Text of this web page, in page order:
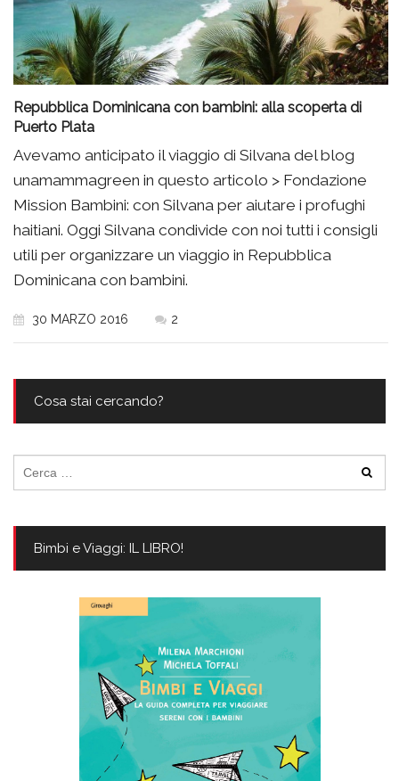
Repubblica Dominicana con bambini: alla scoperta di
Puerto Plata
Avevamo anticipato il viaggio di Silvana del blog
unamammagreen in questo articolo > Fondazione
Mission Bambini: con Silvana per aiutare i profughi
haitiani. Oggi Silvana condivide con noi tutti i consigli
utili per organizzare un viaggio in Repubblica
Dominicana con bambini.
30 MARZO 2016 2
Cosa stai cercando?
per:
Bimbi e Viaggi: IL LIBRO!